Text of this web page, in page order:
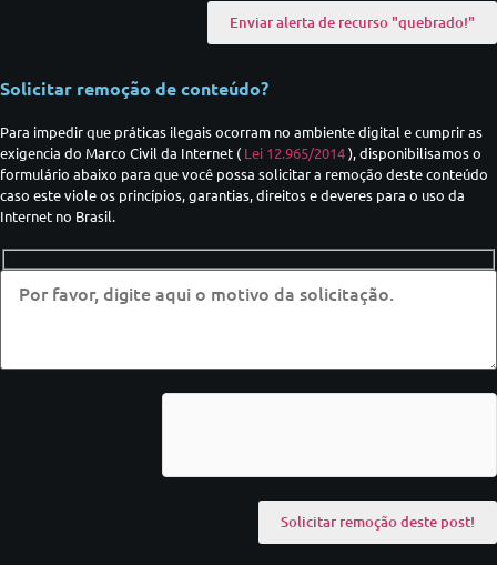
Solicitar remoção de conteúdo?
Para impedir que práticas ilegais ocorram no ambiente digital e cumprir as
exigencia do Marco Civil da Internet ( Lei 12.965/2014), disponibilisamos o
formulário abaixo para que você possa solicitar a remoção deste conteúdo
caso este viole os princípios, garantias, direitos e deveres para o uso da
Internet no Brasil.